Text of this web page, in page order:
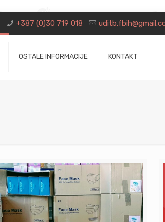
+387 (0)30 719 018
OSTALE INFORMACIJE KONTAKT